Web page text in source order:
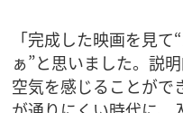
「完成した映画を見
ぁ”と思いました。説
空気を感じることがで